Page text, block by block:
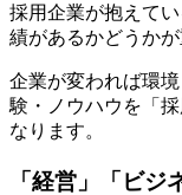
採用企業が抱えて
績があるかどうかが
企業が変われば環
験・ノウハウを「
なります。
「経営」「ビジ